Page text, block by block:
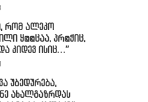
რომ ალეკო
ყ@@ცაა, პრ@ჭიც,
კიდევ ისიც…”
უბედურება,
ახალგაზრდას